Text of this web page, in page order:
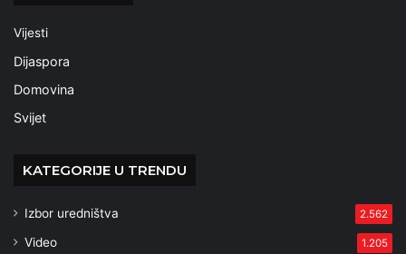
Vijesti
Dijaspora
Domovina
Svijet
KATEGORIJE U TRENDU
Izbor uredništva 2.562
Video 1.205